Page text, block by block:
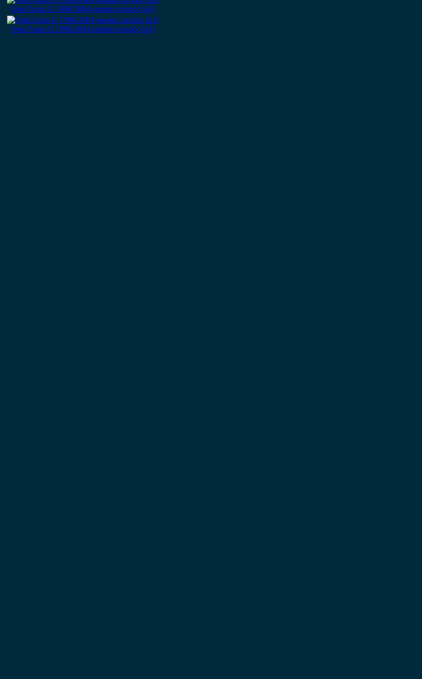
Opel Astra G 1998-2004 φανάρι εμπρός δεξί
Opel Astra G 1998-2004 φανάρι εμπρός δεξί